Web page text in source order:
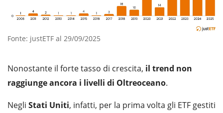
Fonte: justETF al 29/09/2025
Nonostante il forte tasso di crescita, il trend non
raggiunge ancora i livelli di Oltreoceano.
Negli Stati Uniti, infatti, per la prima volta gli ETF gestiti